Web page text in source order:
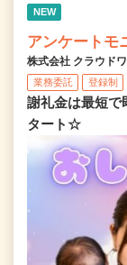
NEW
アンケートモ
株式会社 クラウド
業務委託 登録制
謝礼金は最短
タート☆